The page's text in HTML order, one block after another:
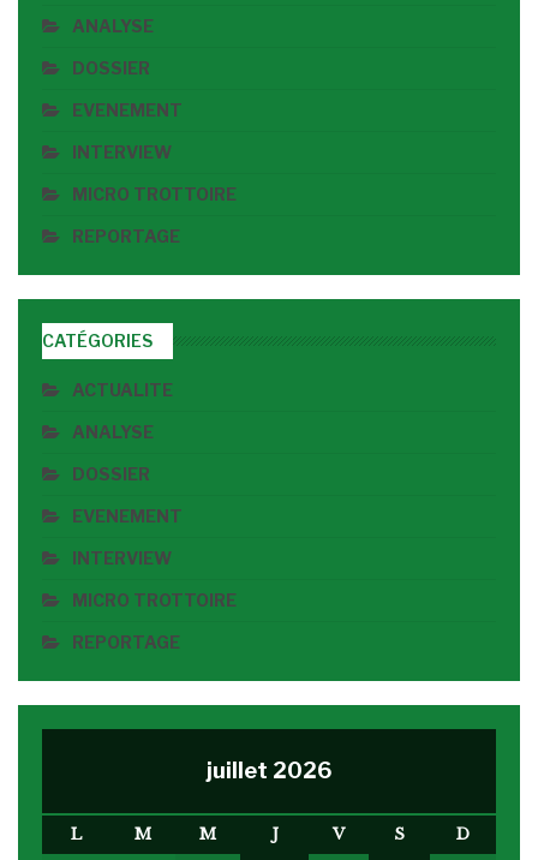
ANALYSE
DOSSIER
EVENEMENT
INTERVIEW
MICRO TROTTOIRE
REPORTAGE
CATÉGORIES
ACTUALITE
ANALYSE
DOSSIER
EVENEMENT
INTERVIEW
MICRO TROTTOIRE
REPORTAGE
juillet 2026
L M M J V S
D